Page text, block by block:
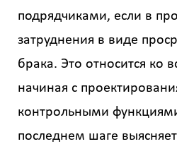
подрядчиками, если в
затруднения в виде
брака. Это относится ко
начиная с
контрольными
последнем шаге